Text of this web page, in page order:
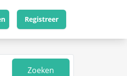
Registreer
Zoeken